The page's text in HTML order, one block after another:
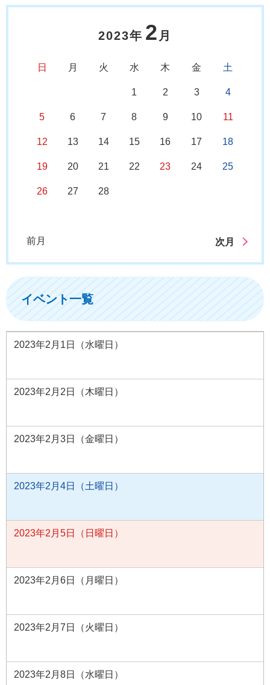
2023年 2 月
日 月 火 水 木 金 土
1 2 3 4
5 6 7 8 9 10 11
12 13 14 15 16 17 18
19 20 21 22 23 24 25
26 27 28
前月 次月
イベント一覧
2023年2月1日（水曜日）
2023年2月2日（木曜日）
2023年2月3日（金曜日）
2023年2月4日（土曜日）
2023年2月5日（日曜日）
2023年2月6日（月曜日）
2023年2月7日（火曜日）
2023年2月8日（水曜日）